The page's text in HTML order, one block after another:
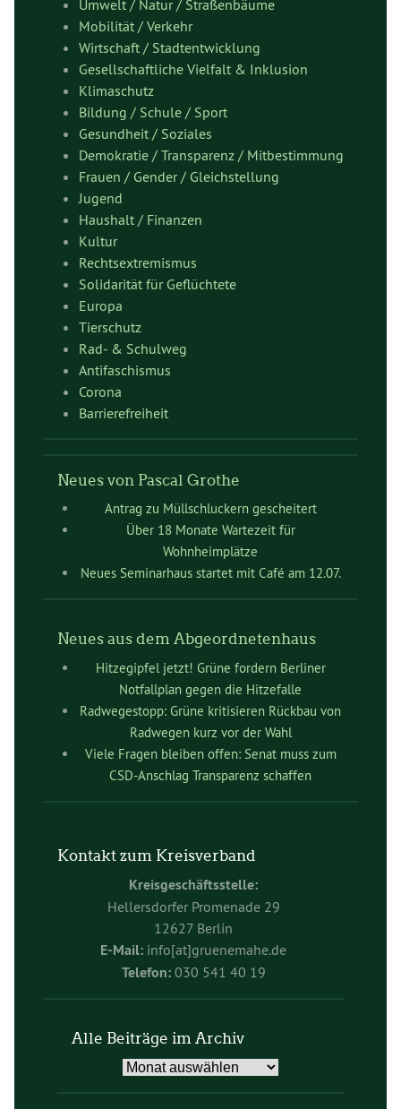
Umwelt / Natur / Straßenbäume
Mobilität / Verkehr
Wirtschaft / Stadtentwicklung
Gesellschaftliche Vielfalt & Inklusion
Klimaschutz
Bildung / Schule / Sport
Gesundheit / Soziales
Demokratie / Transparenz / Mitbestimmung
Frauen / Gender / Gleichstellung
Jugend
Haushalt / Finanzen
Kultur
Rechtsextremismus
Solidarität für Geflüchtete
Europa
Tierschutz
Rad- & Schulweg
Antifaschismus
Corona
Barrierefreiheit
Neues von Pascal Grothe
Antrag zu Müllschluckern gescheitert
Über 18 Monate Wartezeit für
Wohnheimplätze
Neues Seminarhaus startet mit Café am 12.07.
Neues aus dem Abgeordnetenhaus
Hitzegipfel jetzt! Grüne fordern Berliner
Notfallplan gegen die Hitzefalle
Radwegestopp: Grüne kritisieren Rückbau von
Radwegen kurz vor der Wahl
Viele Fragen bleiben offen: Senat muss zum
CSD-Anschlag Transparenz schaffen
Kontakt zum Kreisverband
Kreisgeschäftsstelle:
Hellersdorfer Promenade 29
12627 Berlin
E-Mail: info[at]gruenemahe.de
Telefon:030 541 40 19
Alle Beiträge im Archiv
Alle